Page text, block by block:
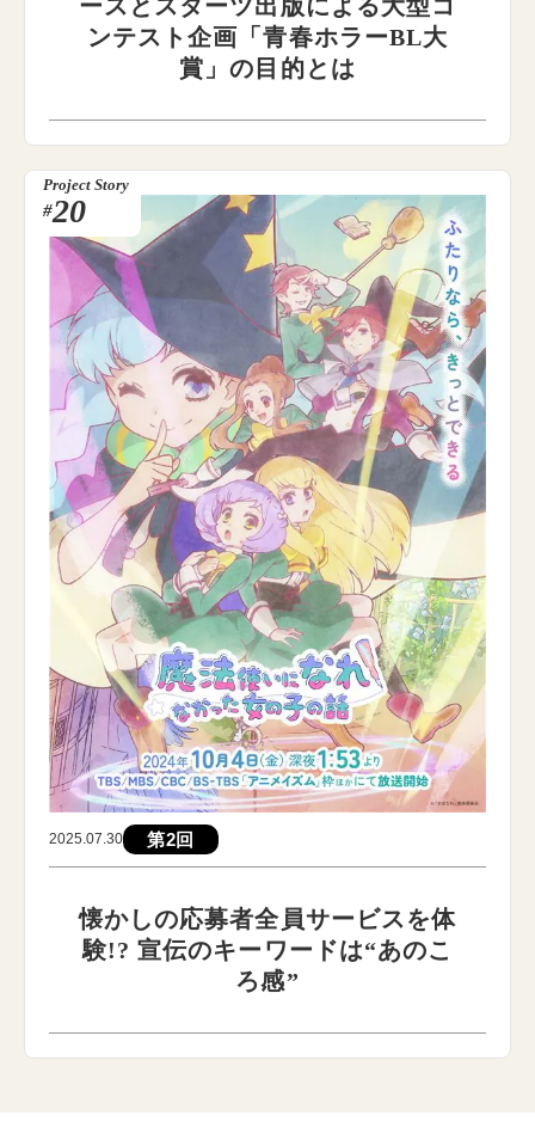
ースとスターツ出版による大型コ
ンテスト企画「青春ホラーBL大
賞」の目的とは
Project Story
#20
2025.07.30 第2回
懐かしの応募者全員サービスを体
験!? 宣伝のキーワードは“あのこ
ろ感”